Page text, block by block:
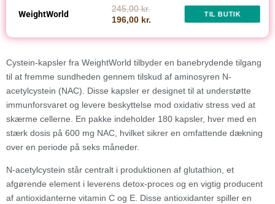
WeightWorld
245,00 kr.
196,00 kr.
TIL BUTIK
Cystein-kapsler fra WeightWorld tilbyder en banebrydende tilgang
til at fremme sundheden gennem tilskud af aminosyren N-
acetylcystein (NAC). Disse kapsler er designet til at understøtte
immunforsvaret og levere beskyttelse mod oxidativ stress ved at
skærme cellerne. En pakke indeholder 180 kapsler, hver med en
stærk dosis på 600 mg NAC, hvilket sikrer en omfattende dækning
over en periode på seks måneder.
N-acetylcystein står centralt i produktionen af glutathion, et
afgørende element i leverens detox-proces og en vigtig producent
af antioxidanterne vitamin C og E. Disse antioxidanter spiller en